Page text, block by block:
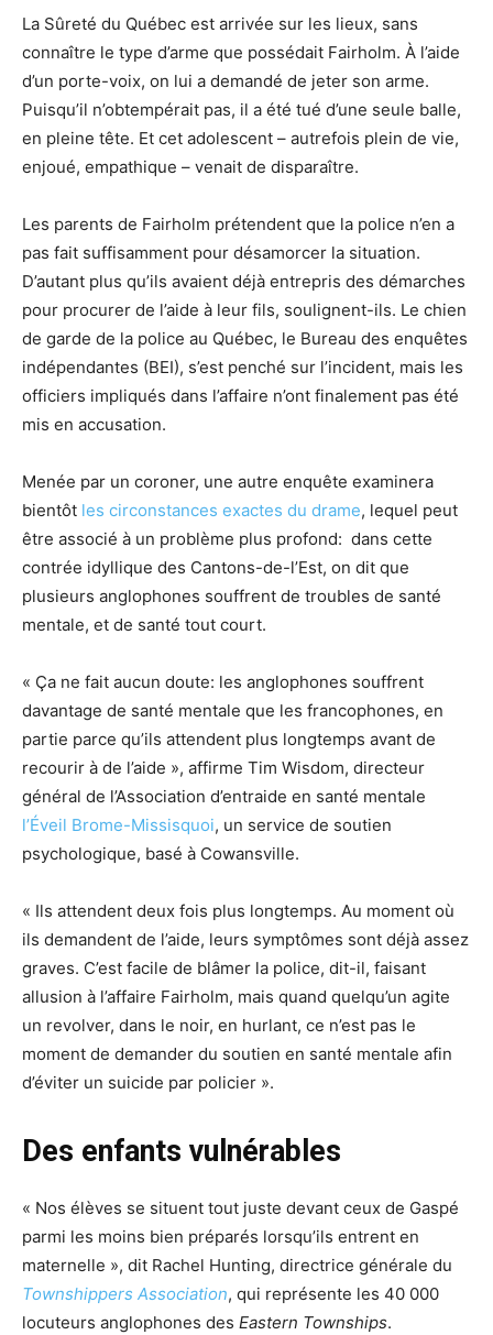
La Sûreté du Québec est arrivée sur les lieux, sans
connaître le type d’arme que possédait Fairholm. À l’aide
d’un porte-voix, on lui a demandé de jeter son arme.
Puisqu’il n’obtempérait pas, il a été tué d’une seule balle,
en pleine tête. Et cet adolescent – autrefois plein de vie,
enjoué, empathique – venait de disparaître.
Les parents de Fairholm prétendent que la police n’en a
pas fait suffisamment pour désamorcer la situation.
D’autant plus qu’ils avaient déjà entrepris des démarches
pour procurer de l’aide à leur fils, soulignent-ils. Le chien
de garde de la police au Québec, le Bureau des enquêtes
indépendantes (BEI), s’est penché sur l’incident, mais les
officiers impliqués dans l’affaire n’ont finalement pas été
mis en accusation.
Menée par un coroner, une autre enquête examinera
bientôt les circonstances exactes du drame, lequel peut
être associé à un problème plus profond: dans cette
contrée idyllique des Cantons-de-l’Est, on dit que
plusieurs anglophones souffrent de troubles de santé
mentale, et de santé tout court.
« Ça ne fait aucun doute: les anglophones souffrent
davantage de santé mentale que les francophones, en
partie parce qu’ils attendent plus longtemps avant de
recourir à de l’aide », affirme Tim Wisdom, directeur
général de l’Association d’entraide en santé mentale
l’Éveil Brome-Missisquoi, un service de soutien
psychologique, basé à Cowansville.
« Ils attendent deux fois plus longtemps. Au moment où
ils demandent de l’aide, leurs symptômes sont déjà assez
graves. C’est facile de blâmer la police, dit-il, faisant
allusion à l’affaire Fairholm, mais quand quelqu’un agite
un revolver, dans le noir, en hurlant, ce n’est pas le
moment de demander du soutien en santé mentale afin
d’éviter un suicide par policier ».
Des enfants vulnérables
« Nos élèves se situent tout juste devant ceux de Gaspé
parmi les moins bien préparés lorsqu’ils entrent en
maternelle », dit Rachel Hunting, directrice générale du
Townshippers Association, qui représente les 40 000
locuteurs anglophones des Eastern Townships.